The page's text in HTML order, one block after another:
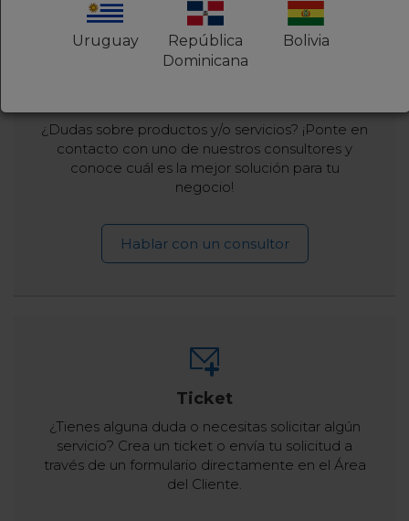
¿Dudas sobre productos y/o servicios? ¡Ponte en
contacto con uno de nuestros consultores y
conoce cuál es la mejor solución para tu
negocio!
Hablar con un consultor
Ticket
¿Tienes alguna duda o necesitas solicitar algún
servicio? Crea un ticket o envía tu solicitud a
través de un formulario directamente en el Área
del Cliente.
Uruguay
República
Dominicana
Bolivia